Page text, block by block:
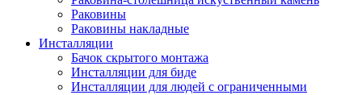
Раковины
Раковины накладные
Инсталляции
Бачок скрытого монтажа
Инсталляции для биде
Инсталляции для людей с ограниченными